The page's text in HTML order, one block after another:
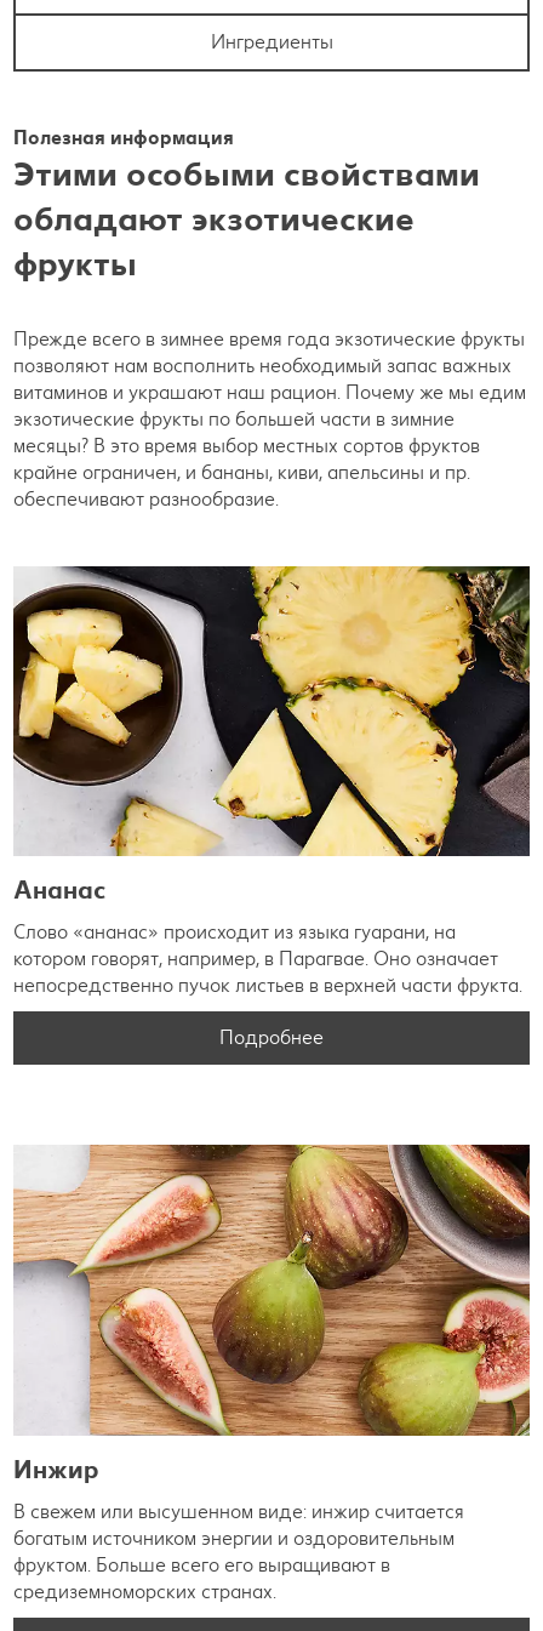
Ингредиенты
Полезная информация
Этими особыми свойствами
обладают экзотические
фрукты
Прежде всего в зимнее время года экзотические фрукты
позволяют нам восполнить необходимый запас важных
витаминов и украшают наш рацион. Почему же мы едим
экзотические фрукты по большей части в зимние
месяцы? В это время выбор местных сортов фруктов
крайне ограничен, и бананы, киви, апельсины и пр.
обеспечивают разнообразие.
Ананас
Слово «ананас» происходит из языка гуарани, на
котором говорят, например, в Парагвае. Оно означает
непосредственно пучок листьев в верхней части фрукта.
Подробнее
Инжир
В свежем или высушенном виде: инжир считается
богатым источником энергии и оздоровительным
фруктом. Больше всего его выращивают в
средиземноморских странах.